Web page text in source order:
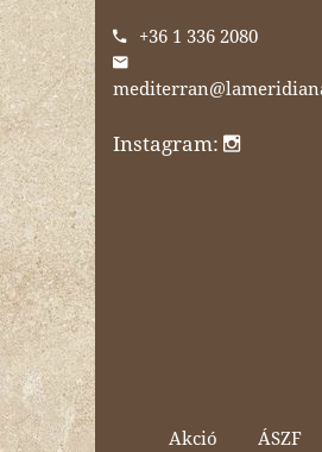
+36 1 336 2080
Instagram:
Akció ÁSZF